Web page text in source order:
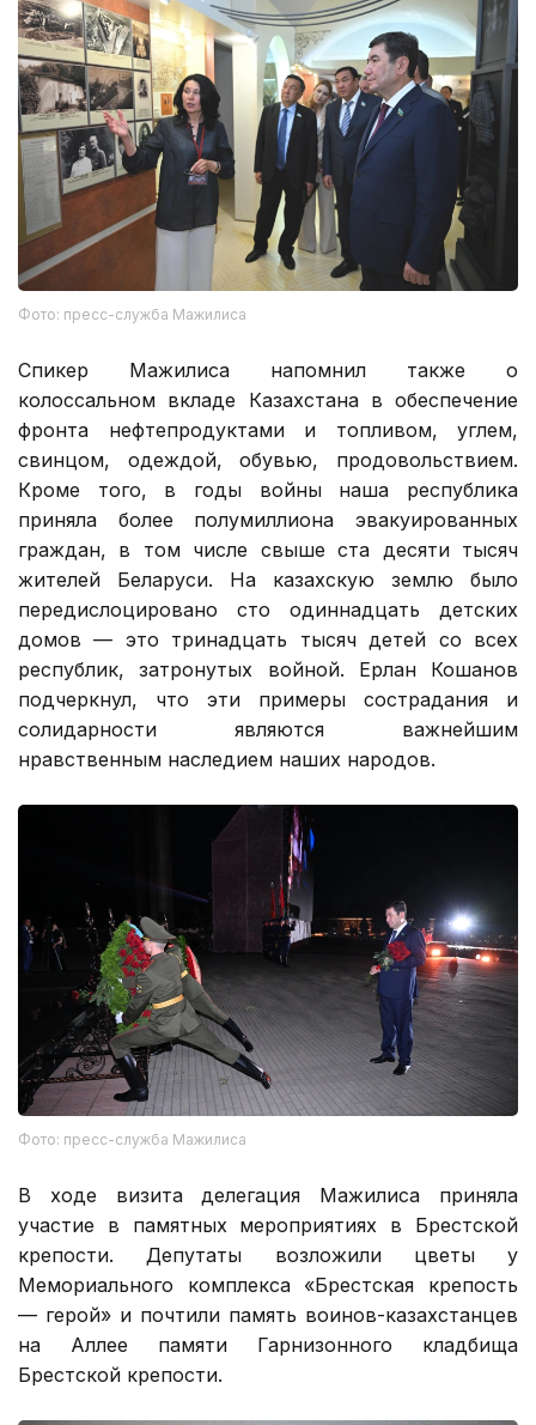
Фото: пресс-служба Мажилиса
Спикер Мажилиса напомнил также о
колоссальном вкладе Казахстана в обеспечение
фронта нефтепродуктами и топливом, углем,
свинцом, одеждой, обувью, продовольствием.
Кроме того, в годы войны наша республика
приняла более полумиллиона эвакуированных
граждан, в том числе свыше ста десяти тысяч
жителей Беларуси. На казахскую землю было
передислоцировано сто одиннадцать детских
домов — это тринадцать тысяч детей со всех
республик, затронутых войной. Ерлан Кошанов
подчеркнул, что эти примеры сострадания и
солидарности являются важнейшим
нравственным наследием наших народов.
Фото: пресс-служба Мажилиса
В ходе визита делегация Мажилиса приняла
участие в памятных мероприятиях в Брестской
крепости. Депутаты возложили цветы у
Мемориального комплекса «Брестская крепость
— герой» и почтили память воинов-казахстанцев
на Аллее памяти Гарнизонного кладбища
Брестской крепости.